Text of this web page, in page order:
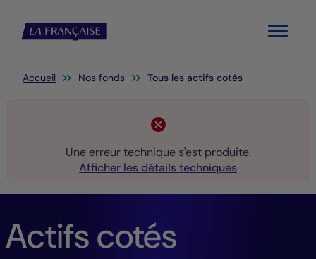
Menu
Vous êtes ici:
Accueil Nos fonds Tous les actifs cotés
Une erreur technique s'est produite.
Afficher les détails techniques
Actifs cotés